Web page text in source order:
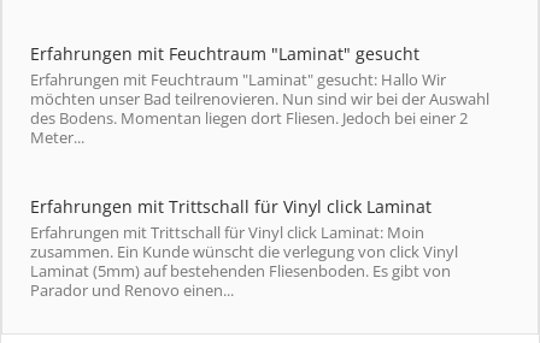
Erfahrungen mit Feuchtraum "Laminat" gesucht
Erfahrungen mit Feuchtraum "Laminat" gesucht: Hallo Wir
möchten unser Bad teilrenovieren. Nun sind wir bei der Auswahl
des Bodens. Momentan liegen dort Fliesen. Jedoch bei einer 2
Meter...
Erfahrungen mit Trittschall für Vinyl click Laminat
Erfahrungen mit Trittschall für Vinyl click Laminat: Moin
zusammen. Ein Kunde wünscht die verlegung von click Vinyl
Laminat (5mm) auf bestehenden Fliesenboden. Es gibt von
Parador und Renovo einen...